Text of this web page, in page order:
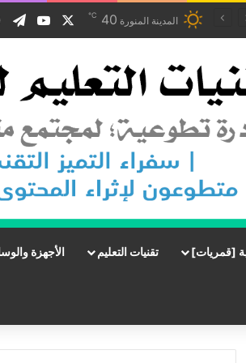
المدينة المنورة 40
℃
‫X
[قمريات] تقنيات التعليم الأجهزة